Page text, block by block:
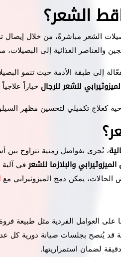
الشعر؟
الشعر مباشرةً، من خلال إيصال
والعناصر الغذائية إلى
إلى طبقة الأدمة حيث تنمو
للشعر للرجال خياراً
كعلاج تكميلي لتحسين مظهر
، تُجرى بفواصل زمنية تتراوح بين
والبلازما للشعرفي آلية
يمكن دمج الميزوثيرابي مع
العوامل الفردية مثل طبيعة
قد يُنصح بجلسات صيانة دورية كل
لضمان استمراريتها.